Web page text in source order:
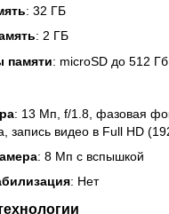
: 32 ГБ
: 2 ГБ
памяти: microSD до 512 Гб
: 13 Мп, f/1.8, фазовая
запись видео в Full HD
: 8 Мп с вспышкой
: Нет